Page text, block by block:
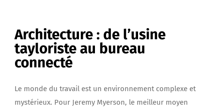
Architecture : de l’usine
tayloriste au bureau
connecté
Le monde du travail est un environnement complexe et
mystérieux. Pour Jeremy Myerson, le meilleur moyen